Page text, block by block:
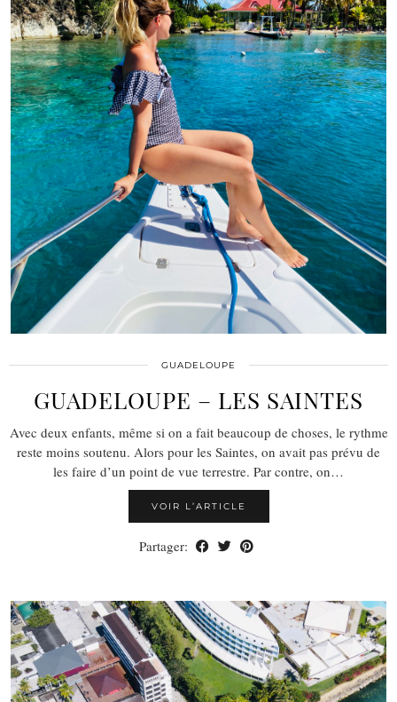
GUADELOUPE
GUADELOUPE – LES SAINTES
Avec deux enfants, même si on a fait beaucoup de choses, le rythme
reste moins soutenu. Alors pour les Saintes, on avait pas prévu de
les faire d’un point de vue terrestre. Par contre, on…
VOIR L’ARTICLE
Partager: